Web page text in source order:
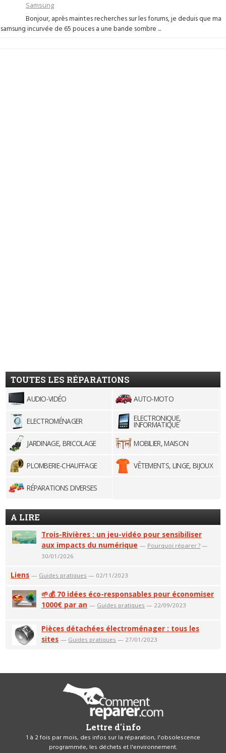
Samsung
Bonjour, après maintes recherches sur les forums, je deduis que ma
samsung incurvée de 65 pouces a une bande sombre ...
TOUTES LES RÉPARATIONS
AUDIO-VIDÉO AUTO-MOTO
ELECTROMÉNAGER ELECTRONIQUE,
INFORMATIQUE
JARDINAGE, BRICOLAGE
MOBILIER, MAISON
PLOMBERIE-CHAUFFAGE VÊTEMENTS, LINGE, BIJOUX
RÉPARATIONS DIVERSES
A LIRE
Trois-Rivières : un jeu-vidéo pour sensibiliser
aux impacts du numérique — Pourquoi réparer ? —
30/01/2026
Liens — Guides pratiques — 02/11/2023
🌱💰 70 idées éco-responsables pour économiser
1000€ par an — Guides pratiques — 22/09/2023
Pièces détachées électroménager : tous les
sites — Guides pratiques — 27/01/2023
Lettre d'info
1 à 2 fois par mois, des infos sur la réparation, l'obsolescence
programmée, les déchets et l'environnement.